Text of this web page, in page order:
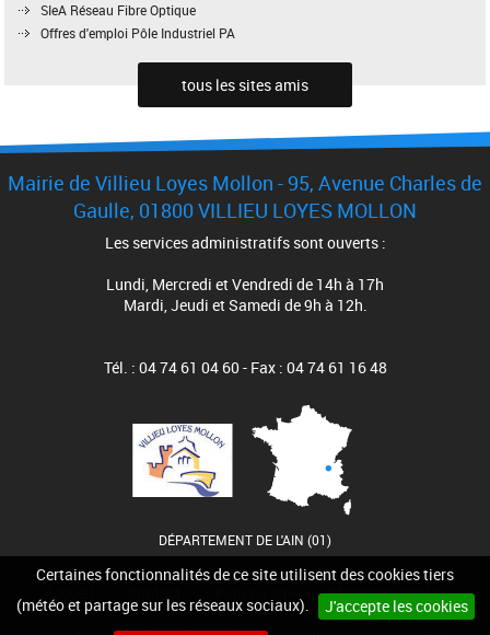
Certaines fonctionnalités de ce site utilisent des cookies tiers
(météo et partage sur les réseaux sociaux).
J'accepte les cookies
SIeA Réseau Fibre Optique
Offres d'emploi Pôle Industriel PA
tous les sites amis
Mairie de Villieu Loyes Mollon - 95, Avenue Charles de
Gaulle, 01800 VILLIEU LOYES MOLLON
Les services administratifs sont ouverts :
Lundi, Mercredi et Vendredi de 14h à 17h
Mardi, Jeudi et Samedi de 9h à 12h.
Tél. : 04 74 61 04 60 - Fax : 04 74 61 16 48
DÉPARTEMENT DE L'AIN (01)
Mentions légales